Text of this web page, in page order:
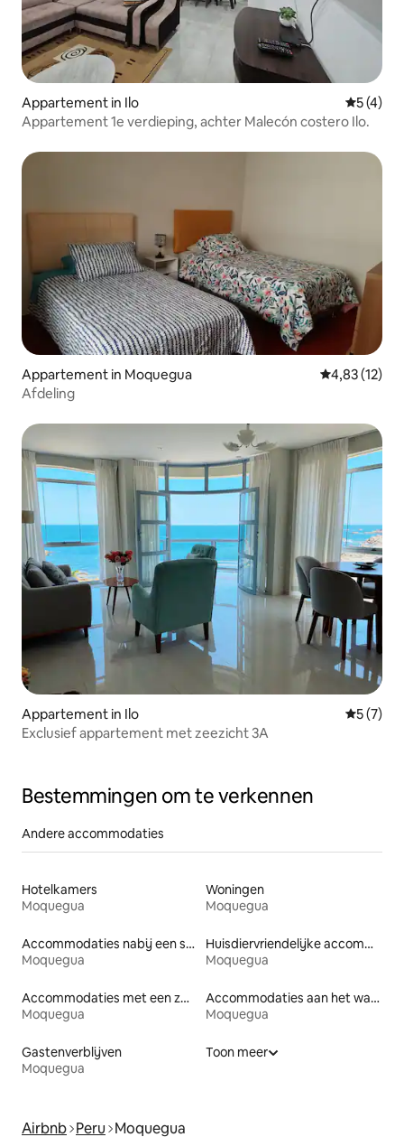
Appartement in Ilo
5 (4)
Appartement 1e verdieping, achter Malecón costero Ilo.
Appartement in Moquegua Gemiddelde
4,83 (12)
Afdeling
Appartement in Ilo
5 (7)
Exclusief appartement met zeezicht 3A
Bestemmingen om te verkennen
Andere accommodaties
Hotelkamers
Moquegua
Woningen
Moquegua
Accommodaties nabij een strand
Moquegua
Huisdiervriendelijke accommodaties
Moquegua
Accommodaties met een zwembad
Moquegua
Accommodaties aan het water
Moquegua
Gastenverblijven
Moquegua
Toon meer
Airbnb Peru Moquegua